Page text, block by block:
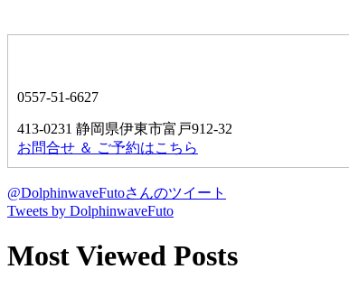
0557-51-6627
413-0231 静岡県伊東市富戸912-32
お問合せ ＆ ご予約はこちら
@DolphinwaveFutoさんのツイート
Tweets by DolphinwaveFuto
Most Viewed Posts